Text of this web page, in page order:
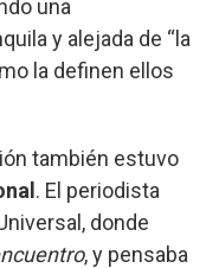
una
y alejada de “la
la definen ellos
también estuvo
. El periodista
donde
, y pensaba